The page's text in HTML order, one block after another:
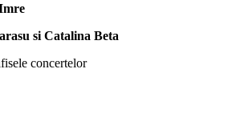
si Catalina Beta
concertelor